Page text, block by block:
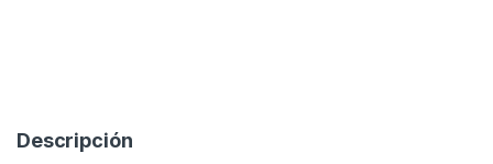
Descripción